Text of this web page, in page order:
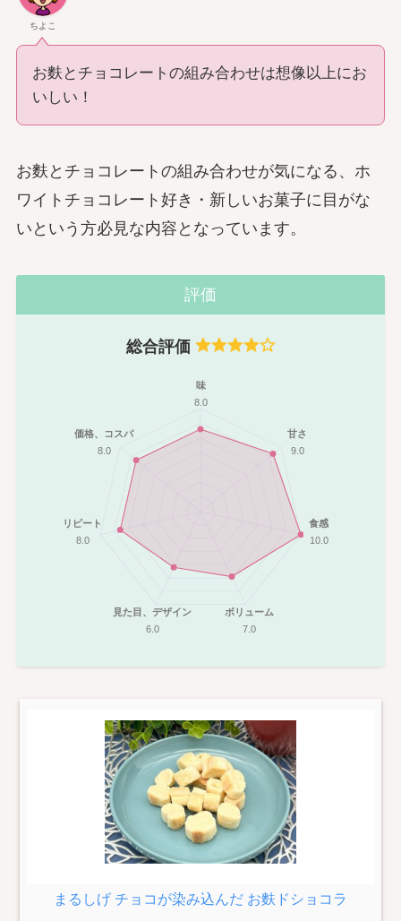
ちよこ
お麩とチョコレートの組み合わせは想像以上にお
いしい！
お麩とチョコレートの組み合わせが気になる、ホ
ワイトチョコレート好き・新しいお菓子に目がな
いという方必見な内容となっています。
評価
総合評価
味
8.0
甘さ
9.0
食感
10.0
ボリューム
7.0
見た目、デザイン
6.0
リピート
8.0
価格、コスパ
8.0
まるしげ チョコが染み込んだ お麩ドショコラ